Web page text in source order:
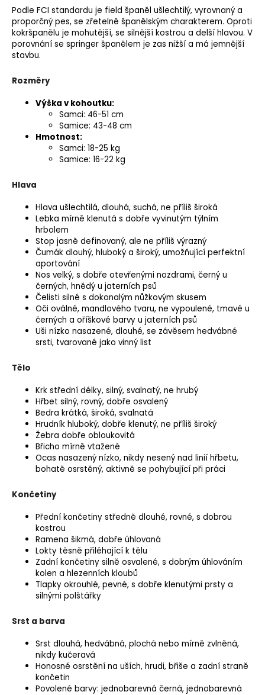
Podle FCI standardu je field španěl ušlechtilý, vyrovnaný a
proporčný pes, se zřetelně španělským charakterem. Oproti
kokršpanělu je mohutější, se silnější kostrou a delší hlavou. V
porovnání se springer španělem je zas nižší a má jemnější
stavbu.
Rozměry
Výška v kohoutku:
Samci: 46-51 cm
Samice: 43-48 cm
Hmotnost:
Samci: 18-25 kg
Samice: 16-22 kg
Hlava
Hlava ušlechtilá, dlouhá, suchá, ne příliš široká
Lebka mírně klenutá s dobře vyvinutým týlním
hrbolem
Stop jasně definovaný, ale ne příliš výrazný
Čumák dlouhý, hluboký a široký, umožňující perfektní
aportování
Nos velký, s dobře otevřenými nozdrami, černý u
černých, hnědý u jaterních psů
Čelisti silné s dokonalým nůžkovým skusem
Oči oválné, mandlového tvaru, ne vypoulené, tmavé u
černých a oříškové barvy u jaterních psů
Uši nízko nasazené, dlouhé, se závěsem hedvábné
srsti, tvarované jako vinný list
Tělo
Krk střední délky, silný, svalnatý, ne hrubý
Hřbet silný, rovný, dobře osvalený
Bedra krátká, široká, svalnatá
Hrudník hluboký, dobře klenutý, ne příliš široký
Žebra dobře obloukovitá
Břicho mírně vtažené
Ocas nasazený nízko, nikdy nesený nad linií hřbetu,
bohatě osrstěný, aktivně se pohybující při práci
Končetiny
Přední končetiny středně dlouhé, rovné, s dobrou
kostrou
Ramena šikmá, dobře úhlovaná
Lokty těsně přiléhající k tělu
Zadní končetiny silně osvalené, s dobrým úhlováním
kolen a hlezenních kloubů
Tlapky okrouhlé, pevné, s dobře klenutými prsty a
silnými polštářky
Srst a barva
Srst dlouhá, hedvábná, plochá nebo mírně zvlněná,
nikdy kučeravá
Honosné osrstění na uších, hrudi, břiše a zadní straně
končetin
Povolené barvy: jednobarevná černá, jednobarevná